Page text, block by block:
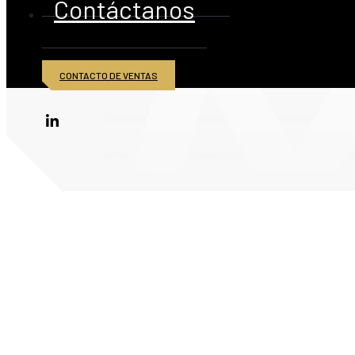
Contáctanos
CONTACTO DE VENTAS
© 2026 American Iron and Metal Inc. Todos los derechos reservados.